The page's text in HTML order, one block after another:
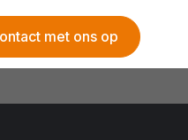
met ons op